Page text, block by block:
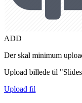
ADD
Der skal minimum
Upload billede til
Upload fil